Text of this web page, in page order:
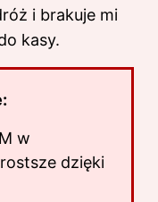
i brakuje mi
kasy.
w
dzięki